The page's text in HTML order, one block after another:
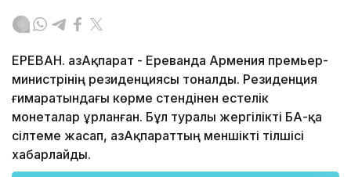
ЕРЕВАН. ҚазАқпарат - Ереванда Армения премьер-
министрінің резиденциясы тоналды. Резиденция
ғимаратындағы көрме стендінен естелік
монеталар ұрланған. Бұл туралы жергілікті БАҚ-қа
сілтеме жасап, ҚазАқпараттың меншікті тілшісі
хабарлайды.